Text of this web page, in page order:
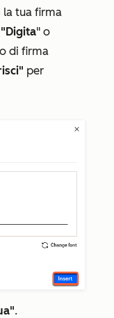
la tua firma
"Digita" o
di firma
per
.